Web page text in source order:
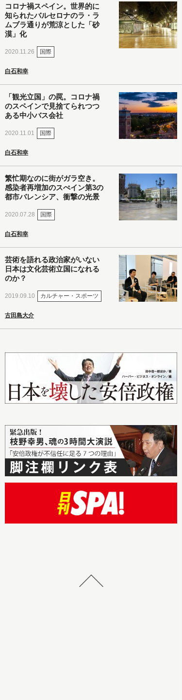
コロナ禍スペイン。世界的に
知られたバルセロナのラ・ラ
ムブラ通りが荒涼とした「砂
漠」化
2020.11.26 国際
白石和幸
「観光立国」の罠。コロナ禍
のスペインで見捨てられつつ
ある中小バス会社
2020.11.01 国際
白石和幸
繁忙期なのに街がガラ空き。
感染者再増加のスぺイン第3の
都市バレンシア、衝撃の光景
2020.07.28 国際
白石和幸
芸術を語れる政治家がいない
日本は文化芸術立国になれる
のか？
2019.09.10 カルチャー・スポーツ
古田島大介